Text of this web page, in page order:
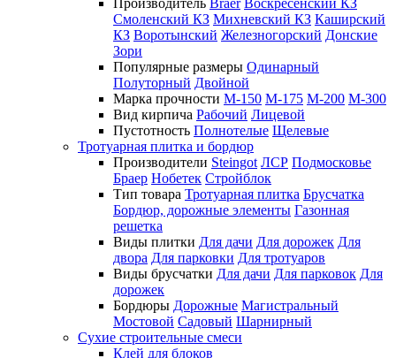
Производитель Braer Воскресенский КЗ
Смоленский КЗ Михневский КЗ Каширский
КЗ Воротынский Железногорский Донские
Зори
Популярные размеры Одинарный
Полуторный Двойной
Марка прочности М-150 М-175 М-200 М-300
Вид кирпича Рабочий Лицевой
Пустотность Полнотелые Щелевые
Тротуарная плитка и бордюр
Производители Steingot ЛСР Подмосковье
Браер Нобетек Стройблок
Тип товара Тротуарная плитка Брусчатка
Бордюр, дорожные элементы Газонная
решетка
Виды плитки Для дачи Для дорожек Для
двора Для парковки Для тротуаров
Виды брусчатки Для дачи Для парковок Для
дорожек
Бордюры Дорожные Магистральный
Мостовой Садовый Шарнирный
Сухие строительные смеси
Клей для блоков